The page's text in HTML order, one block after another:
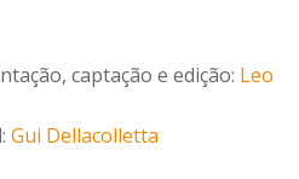
captação e edição: Leo
Gui Dellacolletta